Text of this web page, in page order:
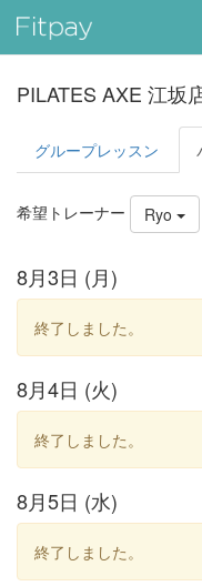
PILATES AXE 江坂
グループレッスン
希望トレーナー Ryo
8月3日 (月)
終了しました。
8月4日 (火)
終了しました。
8月5日 (水)
終了しました。